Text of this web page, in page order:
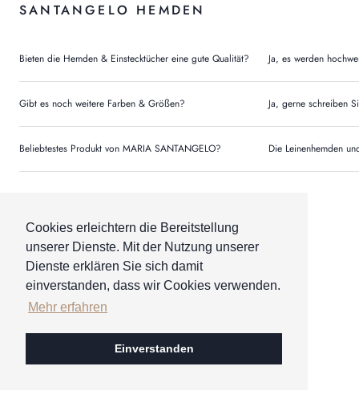
Cookies erleichtern die Bereitstellung
unserer Dienste. Mit der Nutzung unserer
Dienste erklären Sie sich damit
einverstanden, dass wir Cookies verwenden.
Mehr erfahren
Einverstanden
SANTANGELO HEMDEN
Bieten die Hemden & Einstecktücher eine gute Qualität? Ja, es werden
Gibt es noch weitere Farben & Größen? Ja, gerne schreiben
Beliebtestes Produkt von MARIA SANTANGELO? Die Leinenhemden
@HEINERSCHNEIDER
FOLLOW ME